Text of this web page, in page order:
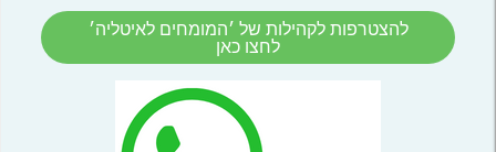
להצטרפות לקהילות של ׳המומחים לאיטליה׳
לחצו כאן